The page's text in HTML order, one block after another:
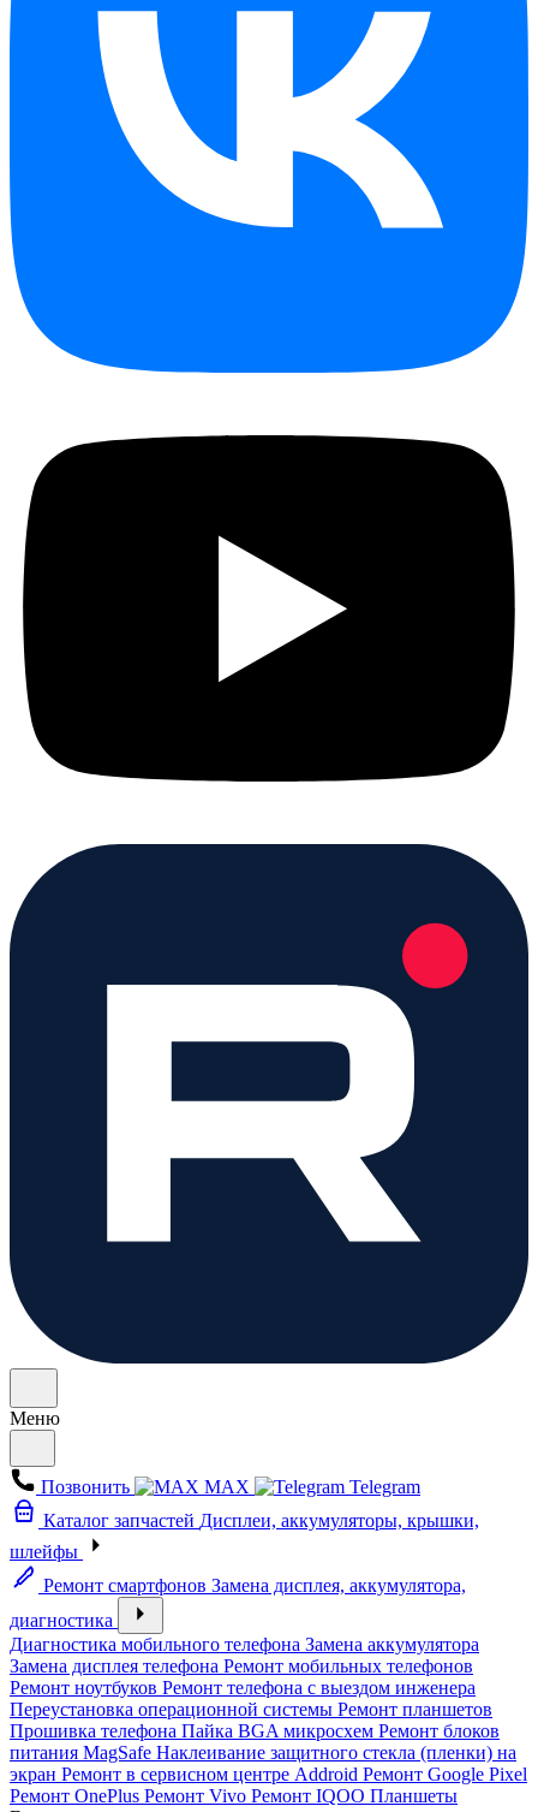
Меню
Позвонить MAX
Telegram
Каталог запчастей Дисплеи, аккумуляторы, крышки,
шлейфы
Ремонт смартфонов Замена дисплея, аккумулятора,
диагностика
Диагностика мобильного телефона Замена аккумулятора
Замена дисплея телефона Ремонт мобильных телефонов
Ремонт ноутбуков Ремонт телефона с выездом инженера
Переустановка операционной системы Ремонт планшетов
Прошивка телефона Пайка BGA микросхем Ремонт блоков
питания MagSafe Наклеивание защитного стекла (пленки) на
экран Ремонт в сервисном центре Addroid Ремонт Google Pixel
Ремонт OnePlus Ремонт Vivo Ремонт IQOO Планшеты